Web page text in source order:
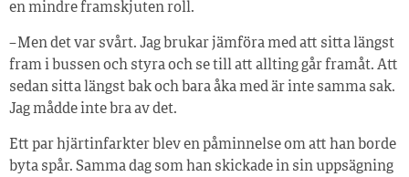
en mindre framskjuten roll.
– Men det var svårt. Jag brukar jämföra med att sitta längst
fram i bussen och styra och se till att allting går framåt. Att
sedan sitta längst bak och bara åka med är inte samma sak.
Jag mådde inte bra av det.
Ett par hjärtinfarkter blev en påminnelse om att han borde
byta spår. Samma dag som han skickade in sin uppsägning